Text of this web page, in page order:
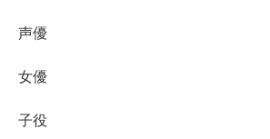
声優
女優
子役